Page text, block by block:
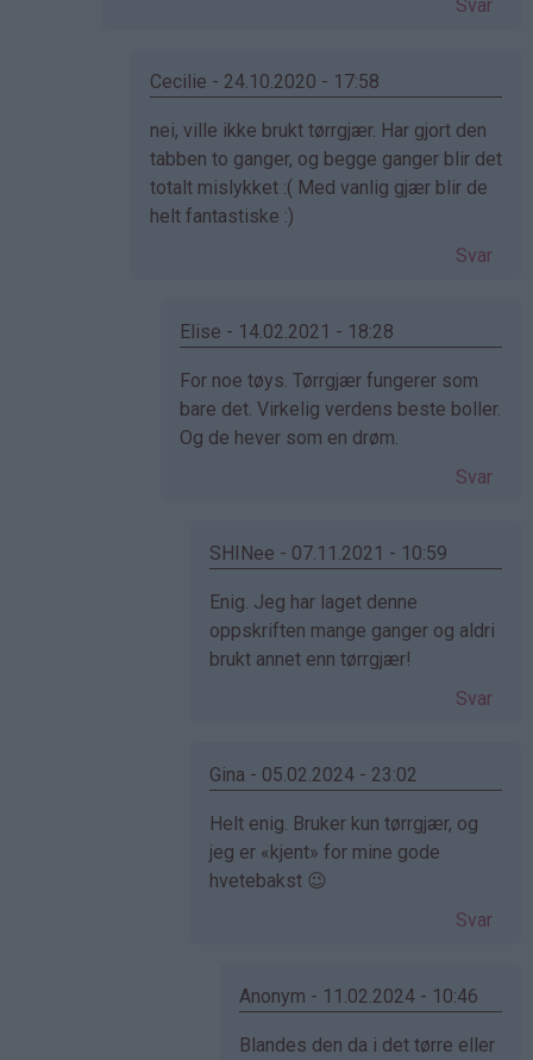
June
bekreftet)
Svar
Cecilie - 24.10.2020 - 17:58
Som
svar
på
av
nei, ville ikke brukt tørrgjær. Har gjort den
tabben to ganger, og begge ganger blir det
totalt mislykket :( Med vanlig gjær blir de
helt fantastiske :)
Svar
Elise - 14.02.2021 - 18:28
Som
svar
på
bekreftet)
For noe tøys. Tørrgjær fungerer som
bare det. Virkelig verdens beste boller.
Og de hever som en drøm.
Svar
SHINee - 07.11.2021 - 10:59
Som
svar
på
bekreftet)
Enig. Jeg har laget denne
oppskriften mange ganger og aldri
brukt annet enn tørrgjær!
Svar
Gina - 05.02.2024 - 23:02
Som
svar
på
bekreftet)
Helt enig. Bruker kun tørrgjær, og
jeg er «kjent» for mine gode
hvetebakst 😉
Svar
Anonym - 11.02.2024 - 10:46
Som
Blandes den da i det tørre eller